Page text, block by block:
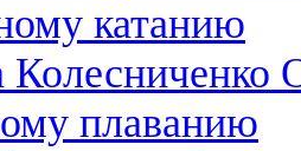
катанию
Колесниченко
плаванию